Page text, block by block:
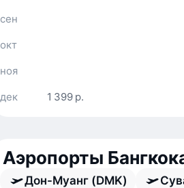
сен
окт
ноя
1 399 р.
дек
Аэропорты
Дон-Муанг (DMK)